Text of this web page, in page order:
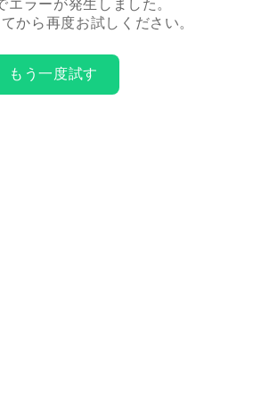
エラーが発生しました。
から再度お試しください。
もう一度試す